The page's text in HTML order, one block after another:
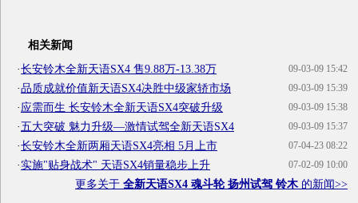
相关新闻
09-03-09 15:42
·长安铃木全新天语SX4 售9.88万-13.38万
09-03-09 15:39
·品质成就价值新天语SX4决胜中级家轿市场
09-03-09 15:38
·应需而生 长安铃木全新天语SX4突破升级
09-03-09 15:37
·五大突破 魅力升级—激情试驾全新天语SX4
07-04-23 08:22
·长安铃木全新两厢天语SX4亮相 5月上市
07-02-09 10:00
·实施"贴身战术" 天语SX4销量稳步上升
更多关于 全新天语SX4 魂斗轮 扬州试驾 铃木的新闻>>